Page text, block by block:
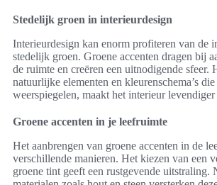
Stedelijk groen in interieurdesign
Interieurdesign kan enorm profiteren van de
stedelijk groen. Groene accenten dragen bij
de ruimte en creëren een uitnodigende sfeer.
natuurlijke elementen en kleurenschema’s
weerspiegelen, maakt het interieur
Groene accenten in je leefruimte
Het aanbrengen van groene accenten in de
verschillende manieren. Het kiezen van een
groene tint geeft een rustgevende uitstraling.